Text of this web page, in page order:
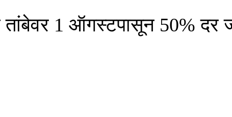
तांबेवर 1 ऑगस्टपासून 50% दर